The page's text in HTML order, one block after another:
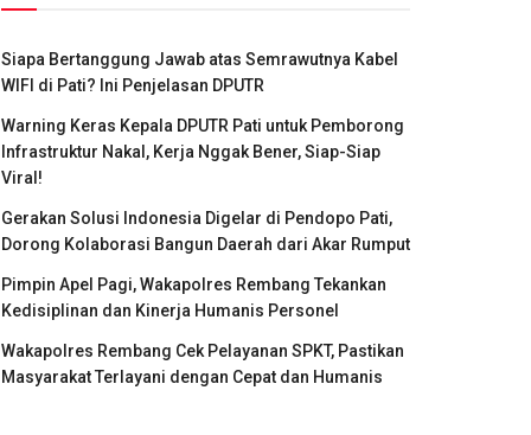
Siapa Bertanggung Jawab atas Semrawutnya Kabel
WIFI di Pati? Ini Penjelasan DPUTR
Warning Keras Kepala DPUTR Pati untuk Pemborong
Infrastruktur Nakal, Kerja Nggak Bener, Siap-Siap
Viral!
Gerakan Solusi Indonesia Digelar di Pendopo Pati,
Dorong Kolaborasi Bangun Daerah dari Akar Rumput
Pimpin Apel Pagi, Wakapolres Rembang Tekankan
Kedisiplinan dan Kinerja Humanis Personel
Wakapolres Rembang Cek Pelayanan SPKT, Pastikan
Masyarakat Terlayani dengan Cepat dan Humanis